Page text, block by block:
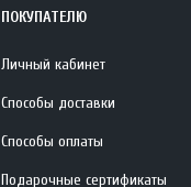
ПОКУПАТЕЛЮ
Личный кабинет
Способы доставки
Способы оплаты
Подарочные сертификаты